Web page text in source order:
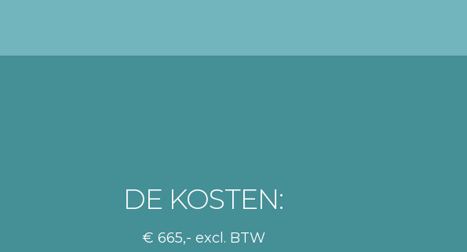
DE KOSTEN:
€ 665,- excl. BTW